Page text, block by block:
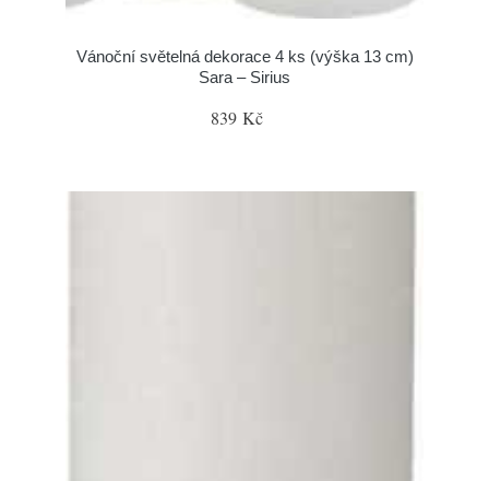
Vánoční světelná dekorace 4 ks (výška 13 cm)
Sara – Sirius
839 Kč